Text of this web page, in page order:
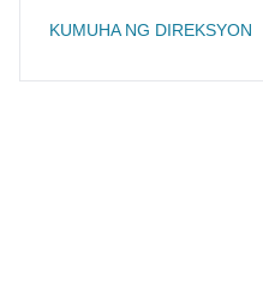
KUMUHA NG DIREKSYON